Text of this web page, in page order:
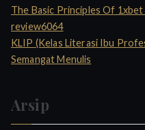
The Basic Principles Of
review6064
KLIP (Kelas Literasi Ibu
Semangat Menulis
Arsip